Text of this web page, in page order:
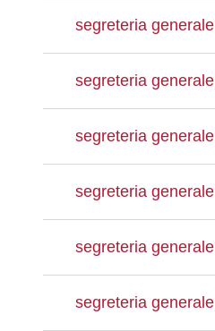
segreteria generale
segreteria generale
segreteria generale
segreteria generale
segreteria generale
segreteria generale